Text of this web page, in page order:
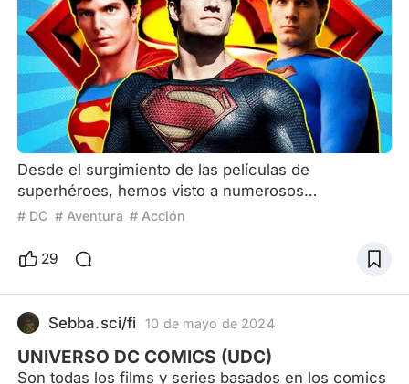
Desde el surgimiento de las películas de
superhéroes, hemos visto a numerosos
superhéroes y villanos con superpoderes
selecionaron a los 10 personajes más poderosos
Aunque la película Linterna Verde de 2011 no tuvo
mucho éxito, Hal Jordan, interpretado por Ryan
Reynolds, poseía habilidades fantástica
# DC # Aventura # Acción
29
Sebba.sci/fi 10 de mayo de 2024
UNIVERSO DC COMICS (UDC)
Son todas los films y series basados en los comics